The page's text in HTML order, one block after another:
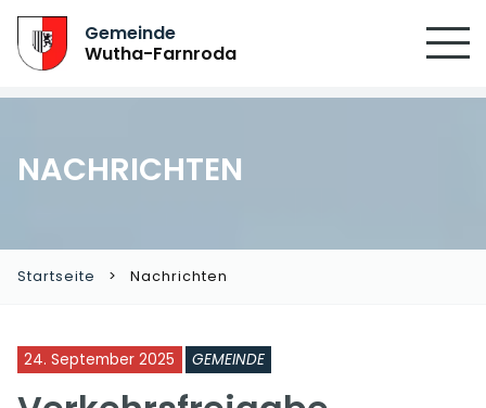
Gemeinde
Wutha-Farnroda
NACHRICHTEN
Startseite Nachrichten
24. September 2025 GEMEINDE